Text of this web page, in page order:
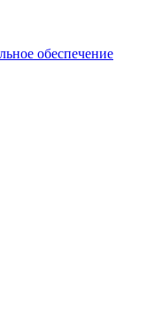
обеспечение